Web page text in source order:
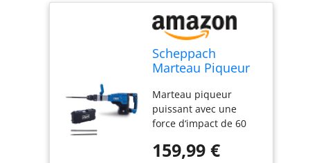
Scheppach
Marteau Piqueur
- 1700W
Marteau piqueur
puissant avec une
force d‘impact de 60
Puissant moteur de
159,99 €